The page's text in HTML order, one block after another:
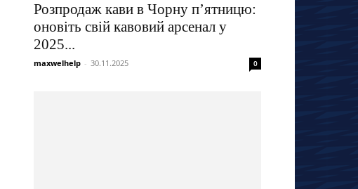
Розпродаж кави в Чорну п’ятницю:
оновіть свій кавовий арсенал у
2025...
maxwelhelp - 30.11.2025 0